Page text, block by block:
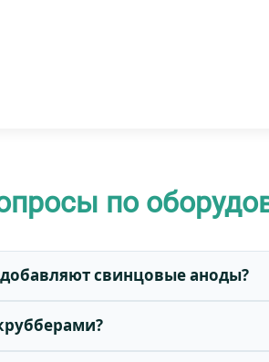
по
свинцовые аноды?